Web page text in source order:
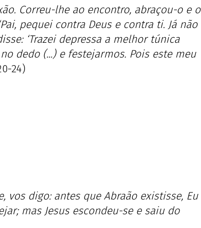
Correu-lhe ao encontro, abraçou-o e o
pequei contra Deus e contra ti. Já não
‘Trazei depressa a melhor túnica
dedo (...) e festejarmos. Pois este meu
24)
vos digo: antes que Abraão existisse, Eu
mas Jesus escondeu-se e saiu do